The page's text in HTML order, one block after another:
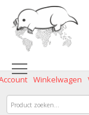
Winkelwagen